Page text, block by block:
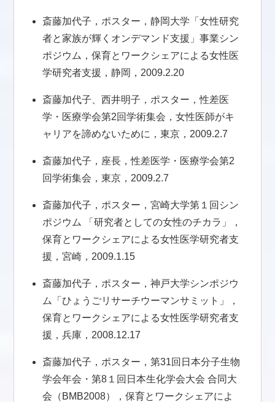
斎藤加代子，ポスター，静岡大学「女性研究
者と家族が輝くオンデマンド支援」事業シン
ポジウム，保育とワークシェアによる女性医
学研究者支援，静岡，2009.2.20
斎藤加代子、西井明子，ポスター，性差医
学・医療学会第2回学術集会，女性医師がキ
ャリアを諦めないために，東京，2009.2.7
斎藤加代子，座長，性差医学・医療学会第2
回学術集会，東京，2009.2.7
斎藤加代子，ポスター，宮崎大学第１回シン
ポジウム 「研究者としての女性のチカラ」，
保育とワークシェアによる女性医学研究者支
援，宮崎，2009.1.15
斎藤加代子，ポスター，神戸大学シンポジウ
ム「ひょうごリサーチウーマンサミット」，
保育とワークシェアによる女性医学研究者支
援，兵庫，2008.12.17
斎藤加代子，ポスター，第31回日本分子生物
学会年会・第8１回日本生化学会大会 合同大
会（BMB2008），保育とワークシェアによ